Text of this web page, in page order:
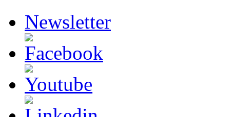
Newsletter